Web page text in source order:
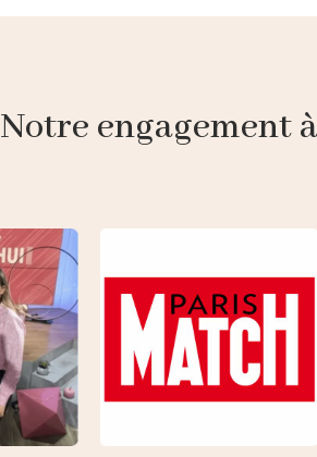
Notre engagement